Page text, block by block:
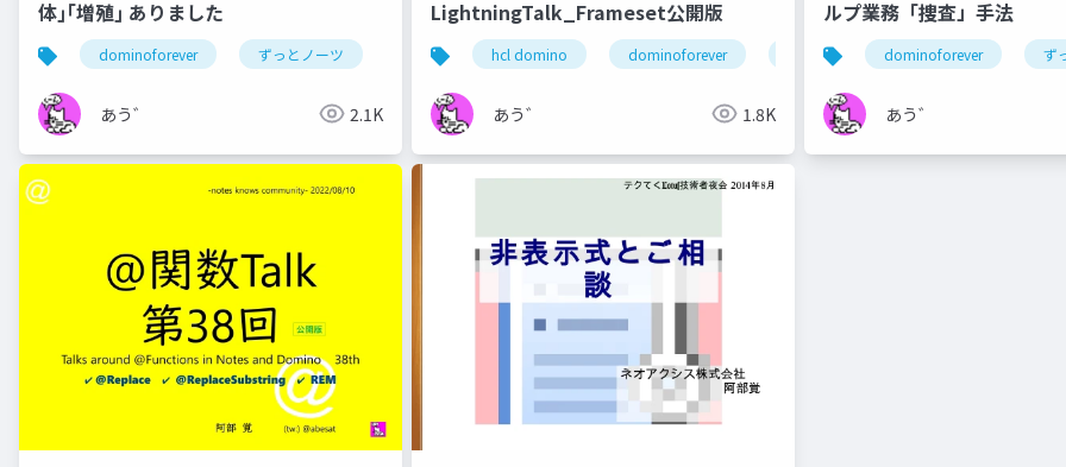
体｣｢増殖｣ ありました
dominoforever ずっとノーツ テクてく @関数 lotus notes notesdomino hcl domino
あう゛ 2.1K
LightningTalk_Frameset公開版
hcl domino dominoforever hcl notes テクてく lotus
あう゛ 1.8K
ルプ業務「捜査」手法
dominoforever ず
あう゛